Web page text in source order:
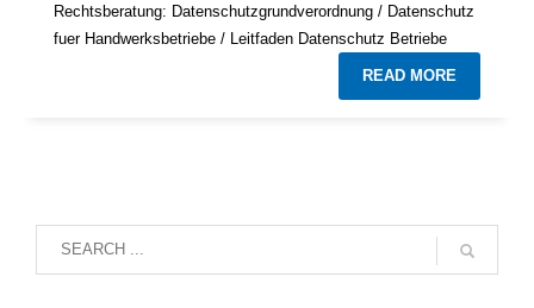
Rechtsberatung: Datenschutzgrundverordnung / Datenschutz
fuer Handwerksbetriebe / Leitfaden Datenschutz Betriebe
READ MORE